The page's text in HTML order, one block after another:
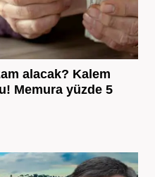
alacak? Kalem
Memura yüzde 5